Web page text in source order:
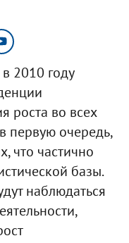
2010 году
роста во всех
первую очередь,
что частично
базы.
наблюдаться